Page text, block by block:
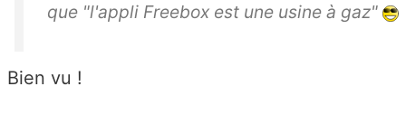
que "l'appli Freebox est une usine à gaz"
Bien vu !